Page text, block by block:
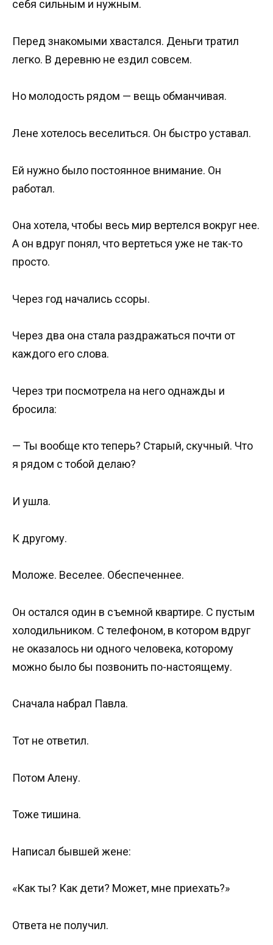
себя сильным и нужным.
Перед знакомыми хвастался. Деньги тратил
легко. В деревню не ездил совсем.
Но молодость рядом — вещь обманчивая.
Лене хотелось веселиться. Он быстро уставал.
Ей нужно было постоянное внимание. Он
работал.
Она хотела, чтобы весь мир вертелся вокруг нее.
А он вдруг понял, что вертеться уже не так-то
просто.
Через год начались ссоры.
Через два она стала раздражаться почти от
каждого его слова.
Через три посмотрела на него однажды и
бросила:
— Ты вообще кто теперь? Старый, скучный. Что
я рядом с тобой делаю?
И ушла.
К другому.
Моложе. Веселее. Обеспеченнее.
Он остался один в съемной квартире. С пустым
холодильником. С телефоном, в котором вдруг
не оказалось ни одного человека, которому
можно было бы позвонить по-настоящему.
Сначала набрал Павла.
Тот не ответил.
Потом Алену.
Тоже тишина.
Написал бывшей жене:
«Как ты? Как дети? Может, мне приехать?»
Ответа не получил.